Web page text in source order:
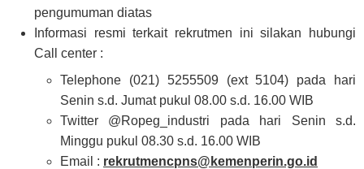
pengumuman diatas
Informasi resmi terkait rekrutmen ini silakan hubungi
Call center :
Telephone (021) 5255509 (ext 5104) pada hari
Senin s.d. Jumat pukul 08.00 s.d. 16.00 WIB
Twitter @Ropeg_industri pada hari Senin s.d.
Minggu pukul 08.30 s.d. 16.00 WIB
Email : rekrutmencpns@kemenperin.go.id